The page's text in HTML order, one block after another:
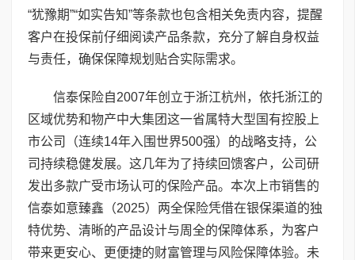
“犹豫期”“如实告知”等条款也包含相关免责内容，提醒
客户在投保前仔细阅读产品条款，充分了解自身权益
与责任，确保保障规划贴合实际需求。
信泰保险自2007年创立于浙江杭州，依托浙江的
区域优势和物产中大集团这一省属特大型国有控股上
市公司（连续14年入围世界500强）的战略支持，公
司持续稳健发展。这几年为了持续回馈客户，公司研
发出多款广受市场认可的保险产品。本次上市销售的
信泰如意臻鑫（2025）两全保险凭借在银保渠道的独
特优势、清晰的产品设计与周全的保障体系，为客户
带来更安心、更便捷的财富管理与风险保障体验。未